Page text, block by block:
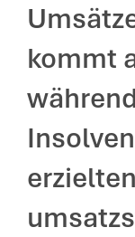
kommt